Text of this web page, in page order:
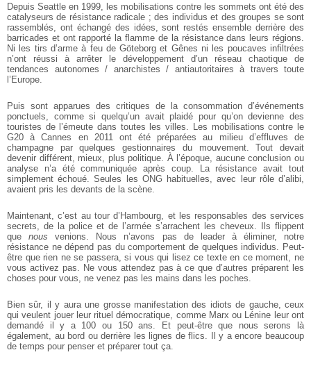
Depuis Seattle en 1999, les mobilisations contre les sommets ont été des
catalyseurs de résistance radicale ; des individus et des groupes se sont
rassemblés, ont échangé des idées, sont restés ensemble derrière des
barricades et ont rapporté la flamme de la résistance dans leurs régions.
Ni les tirs d’arme à feu de Göteborg et Gênes ni les poucaves infiltrées
n’ont réussi à arrêter le développement d’un réseau chaotique de
tendances autonomes / anarchistes / antiautoritaires à travers toute
l’Europe.
Puis sont apparues des critiques de la consommation d’événements
ponctuels, comme si quelqu’un avait plaidé pour qu’on devienne des
touristes de l’émeute dans toutes les villes. Les mobilisations contre le
G20 à Cannes en 2011 ont été préparées au milieu d’effluves de
champagne par quelques gestionnaires du mouvement. Tout devait
devenir différent, mieux, plus politique. À l’époque, aucune conclusion ou
analyse n’a été communiquée après coup. La résistance avait tout
simplement échoué. Seules les ONG habituelles, avec leur rôle d’alibi,
avaient pris les devants de la scène.
Maintenant, c’est au tour d’Hambourg, et les responsables des services
secrets, de la police et de l’armée s’arrachent les cheveux. Ils flippent
quenous venions. Nous n’avons pas de leader à éliminer, notre
résistance ne dépend pas du comportement de quelques individus. Peut-
être que rien ne se passera, si vous qui lisez ce texte en ce moment, ne
vous activez pas. Ne vous attendez pas à ce que d’autres préparent les
choses pour vous, ne venez pas les mains dans les poches.
Bien sûr, il y aura une grosse manifestation des idiots de gauche, ceux
qui veulent jouer leur rituel démocratique, comme Marx ou Lénine leur ont
demandé il y a 100 ou 150 ans. Et peut-être que nous serons là
également, au bord ou derrière les lignes de flics. Il y a encore beaucoup
de temps pour penser et préparer tout ça.